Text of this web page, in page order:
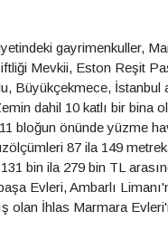
gayrimenkuller,
Mevkii, Eston Reşit
Büyükçekmece, İstanbul
dahil 10 katlı bir bina
bloğun önünde yüzme
87 ila 149
bin ila 279 bin TL
Evleri, Ambarlı
olan İhlas Marmara